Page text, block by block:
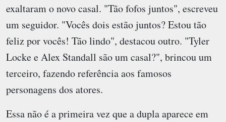
exaltaram o novo casal. "Tão fofos juntos", escreveu
um seguidor. "Vocês dois estão juntos? Estou tão
feliz por vocês! Tão lindo", destacou outro. "Tyler
Locke e Alex Standall são um casal?", brincou um
terceiro, fazendo referência aos famosos
personagens dos atores.
Essa não é a primeira vez que a dupla aparece em